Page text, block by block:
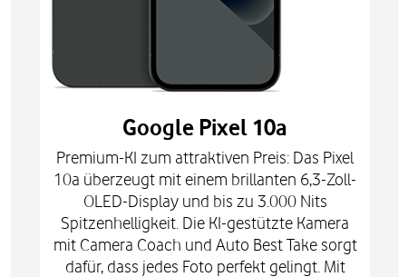
Google Pixel 10a
Premium-KI zum attraktiven Preis: Das Pixel
10a überzeugt mit einem brillanten 6,3-Zoll-
OLED-Display und bis zu 3.000 Nits
Spitzenhelligkeit. Die KI-gestützte Kamera
mit Camera Coach und Auto Best Take sorgt
dafür, dass jedes Foto perfekt gelingt. Mit